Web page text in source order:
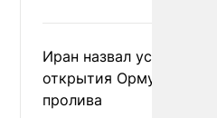
Иран назвал условие
открытия Ормузского
пролива